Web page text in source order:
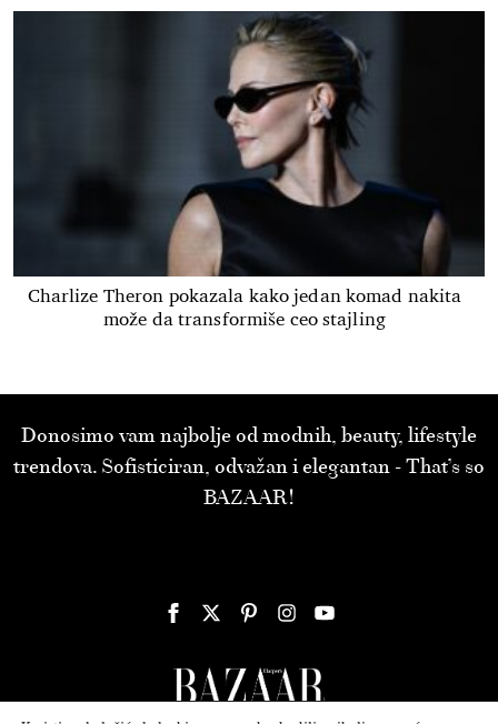
Charlize Theron pokazala kako jedan komad nakita
može da transformiše ceo stajling
Donosimo vam najbolje od modnih, beauty, lifestyle
trendova. Sofisticiran, odvažan i elegantan - That’s so
BAZAAR!